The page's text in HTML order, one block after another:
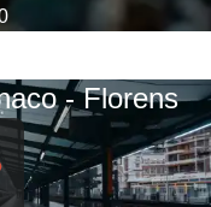
- Florens